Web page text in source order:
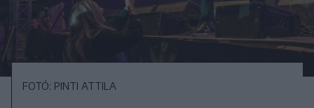
FOTÓ: PINTI ATTILA